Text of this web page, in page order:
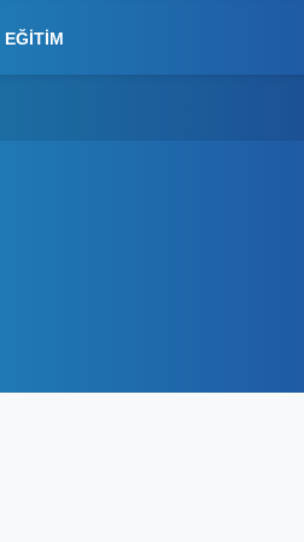
EĞITIM